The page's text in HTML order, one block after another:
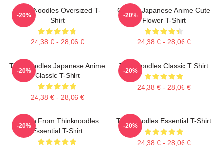
Think Noodles Oversized T-
Shirt
24,38 € - 28,06 €
-20%
Classic Japanese Anime Cute
Flower T-Shirt
24,38 € - 28,06 €
-20%
Thinknoodles Japanese Anime
Classic T-Shirt
24,38 € - 28,06 €
-20%
Thinknoodles Classic T Shirt
24,38 € - 28,06 €
-20%
Merch From Thinknoodles
Essential T-Shirt
-20%
Thinknoodles Essential T-Shirt
24,38 € - 28,06 €
-20%